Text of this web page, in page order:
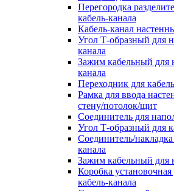
Перегородка
кабель-канала
Кабель-канал
Угол Т-образный для
канала
Зажим кабельный для
канала
Переходник для
Рамка для ввода
стену/потолок/щит
Соединитель для
Угол Т-образный для
Соединитель/
канала
Зажим кабельный для
Коробка
кабель-канала